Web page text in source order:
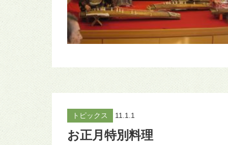
トピックス 11.1.1
お正月特別料理